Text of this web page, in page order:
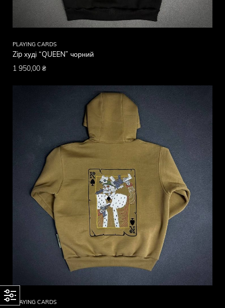
PLAYING CARDS
Zip худі “QUEEN” чорний
1 950,00 ₴
PLAYING CARDS